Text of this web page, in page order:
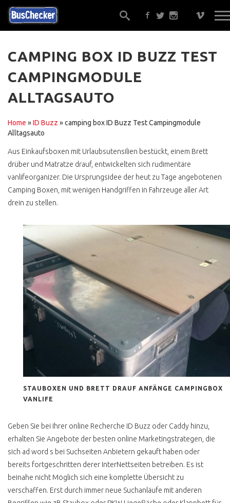
EIN GUTACHTER ?
ALTERNATIVEN
TRAUMBUS FINDEN,
ONLINE KOSTENLOS
ONE KLICK BUY
WERKSTATTEMPFEHLUNG
REFERENZEN
DU NERVST NICHT
INCENTIVES UND
PROJEKTE
T2 DOKA SHOWCAR
PANGEA
T3 COLA PRITSCHE
T3 1.9 TD RUST N FAST
T3 BRETTERSHUTTEL
T3 DOKA SYNCRO
KOCHEN AM VW BUS
KOCHEN AM VW BUS
PANGEA FESTIVAL
T3 FOTOBUS GRAFFITI
EASTCOASTRUN
CAMPING BOX ID BUZZ TEST
CAMPINGMODULE
ALLTAGSAUTO
Home »ID Buzz »camping box ID Buzz Test Campingmodule
Alltagsauto
Aus Einkaufsboxen mit Urlaubsutensilien bestückt, einem Brett
drüber und Matratze drauf, entwickelten sich rudimentäre
vanlifeorganizer. Die Ursprungsidee der heut zu Tage angebotenen
Camping Boxen, mit wenigen Handgriffen in Fahrzeuge aller Art
drein zu stellen.
STAUBOXEN UND BRETT DRAUF ANFÄNGE CAMPINGBOX
VANLIFE
Geben Sie bei Ihrer online Recherche ID Buzz oder Caddy hinzu,
erhalten Sie Angebote der besten online Marketingstrategen, die
sich ad word s bei Suchseiten Anbietern gekauft haben oder
bereits fortgeschritten derer InterNettseiten betreiben. Es ist
beinahe nicht Möglich sich eine komplette Übersicht zu
verschaffen. Erst durch immer neue Suchanläufe mit anderen